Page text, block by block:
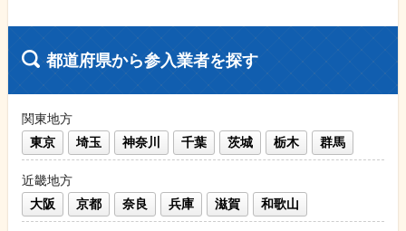
都道府県から参入業者を探す
関東地方
東京
埼玉 神奈川 千葉 茨城 栃木 群馬
近畿地方
大阪
京都 奈良 兵庫 滋賀 和歌山